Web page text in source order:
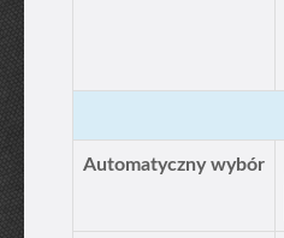
Automatyczny wybór